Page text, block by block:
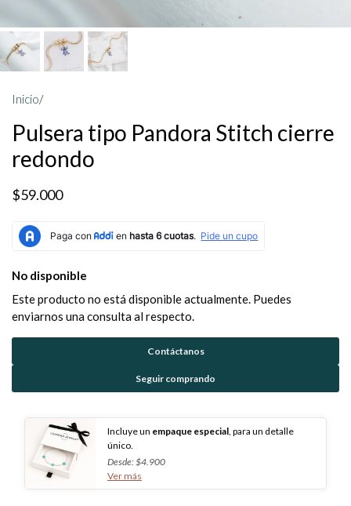
Inicio/
Pulsera tipo Pandora Stitch cierre
redondo
$59.000
No disponible
Este producto no está disponible actualmente. Puedes
enviarnos una consulta al respecto.
Contáctanos
Seguir comprando
Incluye un empaque especial , para un detalle
único.
Desde: $4.900
Ver más